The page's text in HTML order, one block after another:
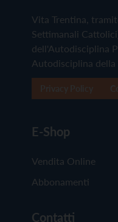
Vita Trentina,
Settimanali
dell'Autodisciplina
Autodisciplina
E-Shop
Vendita Online
Abbonamenti
Contatti